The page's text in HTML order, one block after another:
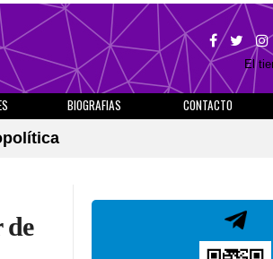
El
BIOGRAFIAS CONTACTO
de